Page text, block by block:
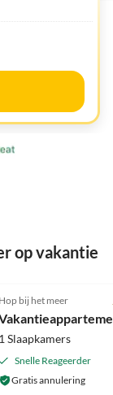
op vakantie
Hop bij het meer
1 Slaapkamers
Snelle Reageerder
Gratis annulering